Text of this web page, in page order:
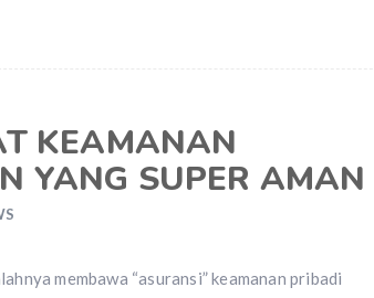
KEAMANAN
YANG SUPER AMAN
membawa “asuransi” keamanan pribadi